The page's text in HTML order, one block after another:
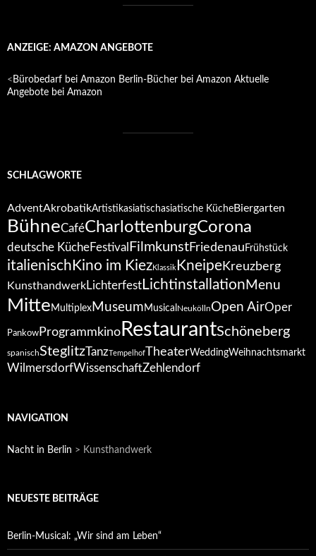
ANZEIGE: AMAZON ANGEBOTE
< Bürobedarf bei Amazon Berlin-Bücher bei Amazon Aktuelle
Angebote bei Amazon
SCHLAGWORTE
AdventAkrobatikArtistikasiatischasiatische Küche Biergarten
BühneCaféCharlottenburgCorona
deutsche KücheFestival FilmkunstFriedenau Frühstück
italienisch Kino im KiezKlassik KneipeKreuzberg
KunsthandwerkLichterfest Lichtinstallation Menu
Mitte Multiplex Museum Musical NeuköllnOpen AirOper
Pankow Programmkino RestaurantSchöneberg
spanischSteglitzTanzTempelhofTheaterWeddingWeihnachtsmarkt
WilmersdorfWissenschaftZehlendorf
NAVIGATION
Nacht in Berlin > Kunsthandwerk
NEUESTE BEITRÄGE
Berlin-Musical: „Wir sind am Leben“